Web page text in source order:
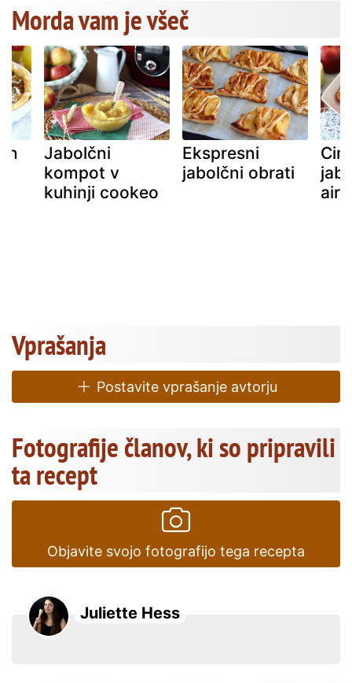
Morda vam je všeč
Jabolčni
kompot v
kuhinji cookeo
Ekspresni
jabolčni obrati
air
Vprašanja
Postavite vprašanje avtorju
Fotografije članov, ki so pripravili
ta recept
Objavite svojo fotografijo tega recepta
Juliette Hess